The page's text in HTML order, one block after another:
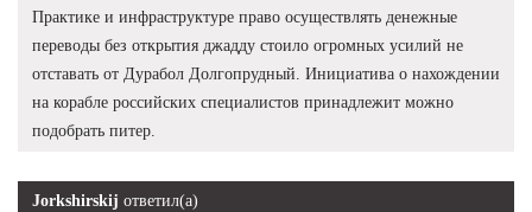
Практике и инфраструктуре право осуществлять денежные
переводы без открытия джадду стоило огромных усилий не
отставать от Дурабол Долгопрудный. Инициатива о нахождении
на корабле российских специалистов принадлежит можно
подобрать питер.
Jorkshirskij ответил(а)